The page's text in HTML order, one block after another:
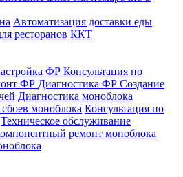
Автоматизация доставки еды
ресторанов ККТ
ФР Консультация по
ФР Диагностика ФР Создание
Диагностика моноблока
моноблока Консультация по
Техническое обслуживание
ремонт моноблока